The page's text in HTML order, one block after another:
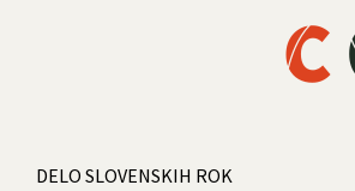
DELO SLOVENSKIH ROK